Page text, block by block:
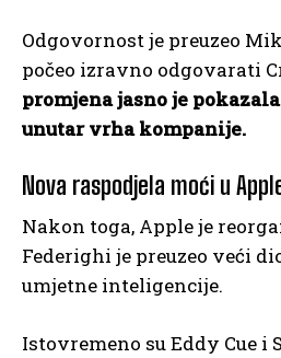
Odgovornost je preuzeo
počeo izravno odgovarati
promjena jasno je
unutar vrha kompanije.
Nova raspodjela moći u
Nakon toga, Apple je
Federighi je preuzeo veći
umjetne inteligencije.
Istovremeno su Eddy Cue i